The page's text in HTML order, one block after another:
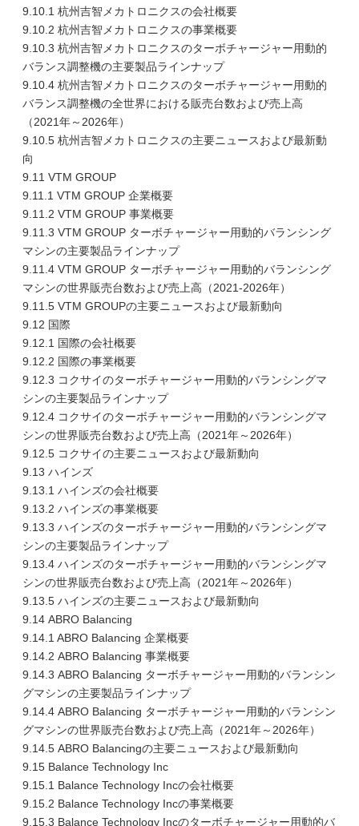
9.10.1 杭州吉智メカトロニクスの会社概要
9.10.2 杭州吉智メカトロニクスの事業概要
9.10.3 杭州吉智メカトロニクスのターボチャージャー用動的
バランス調整機の主要製品ラインナップ
9.10.4 杭州吉智メカトロニクスのターボチャージャー用動的
バランス調整機の全世界における販売台数および売上高
（2021年～2026年）
9.10.5 杭州吉智メカトロニクスの主要ニュースおよび最新動
向
9.11 VTM GROUP
9.11.1 VTM GROUP 企業概要
9.11.2 VTM GROUP 事業概要
9.11.3 VTM GROUP ターボチャージャー用動的バランシング
マシンの主要製品ラインナップ
9.11.4 VTM GROUP ターボチャージャー用動的バランシング
マシンの世界販売台数および売上高（2021-2026年）
9.11.5 VTM GROUPの主要ニュースおよび最新動向
9.12 国際
9.12.1 国際の会社概要
9.12.2 国際の事業概要
9.12.3 コクサイのターボチャージャー用動的バランシングマ
シンの主要製品ラインナップ
9.12.4 コクサイのターボチャージャー用動的バランシングマ
シンの世界販売台数および売上高（2021年～2026年）
9.12.5 コクサイの主要ニュースおよび最新動向
9.13 ハインズ
9.13.1 ハインズの会社概要
9.13.2 ハインズの事業概要
9.13.3 ハインズのターボチャージャー用動的バランシングマ
シンの主要製品ラインナップ
9.13.4 ハインズのターボチャージャー用動的バランシングマ
シンの世界販売台数および売上高（2021年～2026年）
9.13.5 ハインズの主要ニュースおよび最新動向
9.14 ABRO Balancing
9.14.1 ABRO Balancing 企業概要
9.14.2 ABRO Balancing 事業概要
9.14.3 ABRO Balancing ターボチャージャー用動的バランシン
グマシンの主要製品ラインナップ
9.14.4 ABRO Balancing ターボチャージャー用動的バランシン
グマシンの世界販売台数および売上高（2021年～2026年）
9.14.5 ABRO Balancingの主要ニュースおよび最新動向
9.15 Balance Technology Inc
9.15.1 Balance Technology Incの会社概要
9.15.2 Balance Technology Incの事業概要
9.15.3 Balance Technology Incのターボチャージャー用動的バ